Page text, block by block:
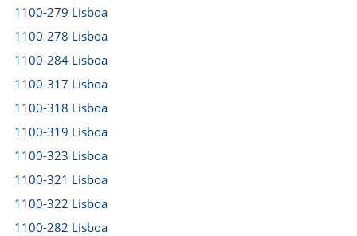
1100-279 Lisboa
1100-278 Lisboa
1100-284 Lisboa
1100-317 Lisboa
1100-318 Lisboa
1100-319 Lisboa
1100-323 Lisboa
1100-321 Lisboa
1100-322 Lisboa
1100-282 Lisboa